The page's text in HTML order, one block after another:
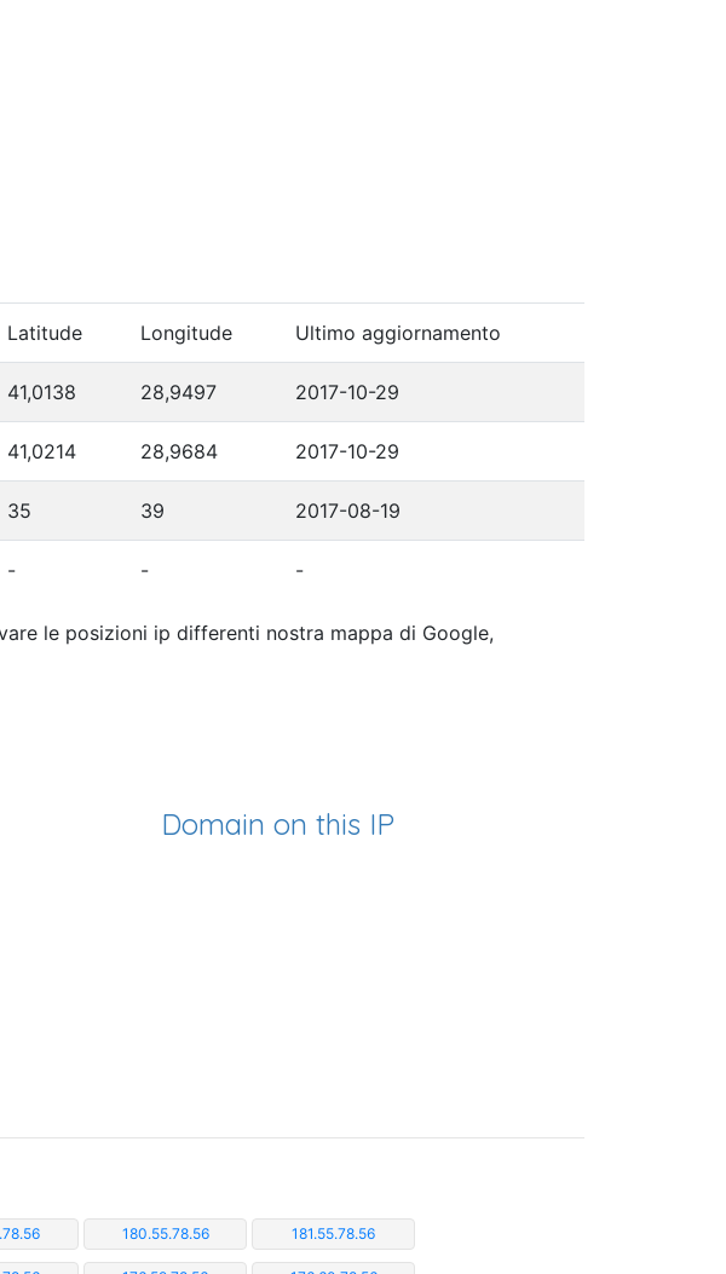
Latitude Longitude Ultimo aggiornamento
41,0138 28,9497 2017-10-29
41,0214 28,9684 2017-10-29
35 39 2017-08-19
- - -
le posizioni ip differenti nostra mappa di Google,
Domain on this IP
180.55.78.56 181.55.78.56